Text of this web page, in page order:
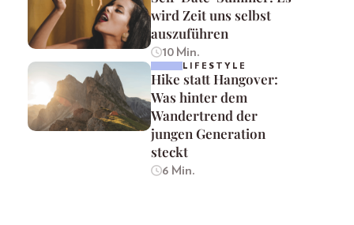
wird Zeit uns selbst
auszuführen
10 Min.
LIFESTYLE
Hike statt Hangover:
Was hinter dem
Wandertrend der
jungen Generation
steckt
6 Min.